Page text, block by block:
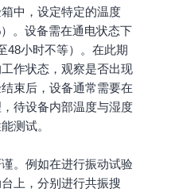
中，设定特定的温度
。设备需在通电状态下
48小时不等）。在此期
作状态，观察是否出现
束后，设备通常需要在
待设备内部温度与湿度
测试。
。例如在进行振动试验
上，分别进行共振搜